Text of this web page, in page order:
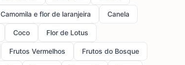
Camomila e flor de laranjeira Canela
Coco Flor de Lotus
Frutos Vermelhos Frutos do Bosque